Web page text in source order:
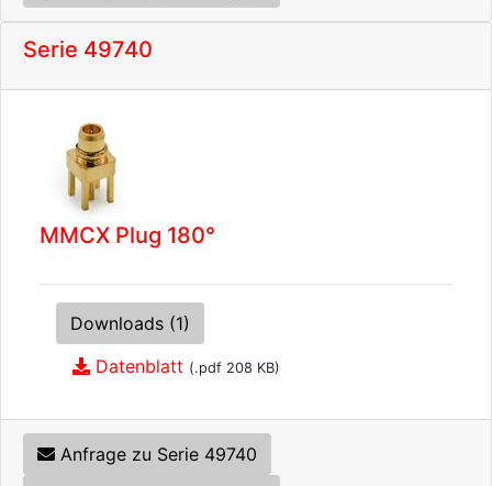
Serie 49740
MMCX Plug 180°
Downloads (1)
Datenblatt (.pdf 208 KB)
Anfrage zu Serie 49740